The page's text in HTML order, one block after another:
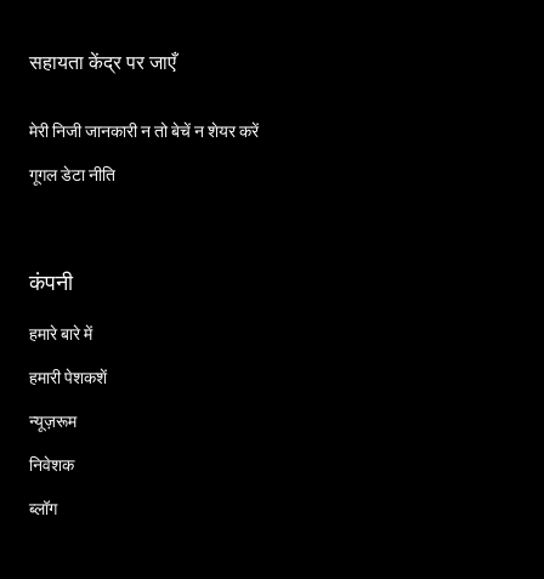
सहायता केंद्र पर जाएँ
मेरी निजी जानकारी न तो बेचें न शेयर करें
गूगल डेटा नीति
कंपनी
हमारे बारे में
हमारी पेशकशें
न्यूज़रूम
निवेशक
ब्लॉग